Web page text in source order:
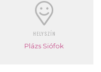
HELYSZÍN
Plázs Siófok